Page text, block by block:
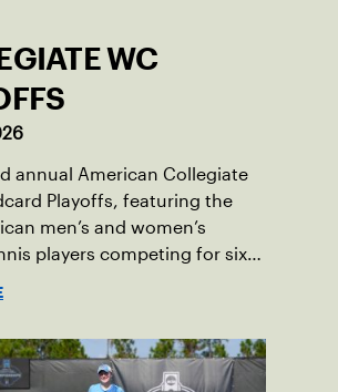
WC
annual American Collegiate
Playoffs, featuring the
men’s and women’s
players competing for six